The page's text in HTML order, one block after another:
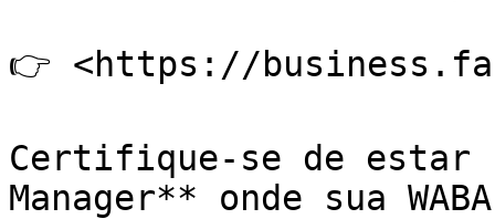
👉 <https://
Certifique-se de estar
Manager** onde sua